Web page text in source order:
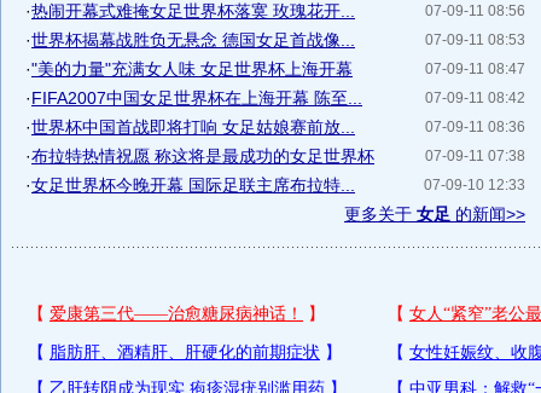
07-09-11 08:56
·热闹开幕式难掩女足世界杯落寞 玫瑰花开...
07-09-11 08:53
·世界杯揭幕战胜负无悬念 德国女足首战像...
07-09-11 08:47
·"美的力量"充满女人味 女足世界杯上海开幕
07-09-11 08:42
·FIFA2007中国女足世界杯在上海开幕 陈至...
07-09-11 08:36
·世界杯中国首战即将打响 女足姑娘赛前放...
07-09-11 07:38
·布拉特热情祝愿 称这将是最成功的女足世界杯
07-09-10 12:33
·女足世界杯今晚开幕 国际足联主席布拉特...
更多关于 女足 的新闻>>